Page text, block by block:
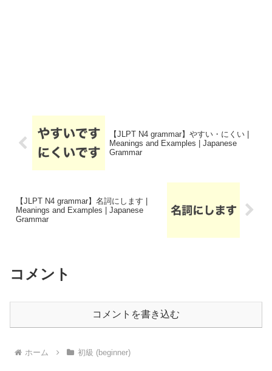
【JLPT N4 grammar】やすい・にくい |
Meanings and Examples | Japanese
Grammar
【JLPT N4 grammar】名詞にします |
Meanings and Examples | Japanese
Grammar
コメント
コメントを書き込む
ホーム 初級 (beginner)